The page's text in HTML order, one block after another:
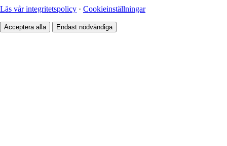
Läs vår integritetspolicy · Cookieinställningar
Acceptera alla Endast nödvändiga